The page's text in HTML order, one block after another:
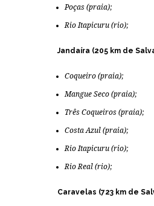
Poças (praia);
Rio Itapicuru (rio);
Jandaíra (205 km de
Coqueiro (praia);
Mangue Seco (praia);
Três Coqueiros (praia);
Costa Azul (praia);
Rio Itapicuru (rio);
Rio Real (rio);
Caravelas (723 km de